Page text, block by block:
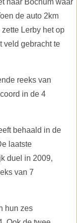
de auto 2km
Lerby het op
veld gebracht te
reeks van
in de 4
behaald in de
laatste
duel in 2009,
van 7
hun zes